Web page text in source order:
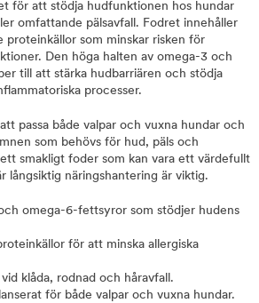
för att stödja hudfunktionen hos hundar
omfattande pälsavfall. Fodret innehåller
proteinkällor som minskar risken för
Den höga halten av omega-3 och
till att stärka hudbarriären och stödja
processer.
passa både valpar och vuxna hundar och
som behövs för hud, päls och
smakligt foder som kan vara ett värdefullt
långsiktig näringshantering är viktig.
omega-6-fettsyror som stödjer hudens
för att minska allergiska
klåda, rodnad och håravfall.
för både valpar och vuxna hundar.